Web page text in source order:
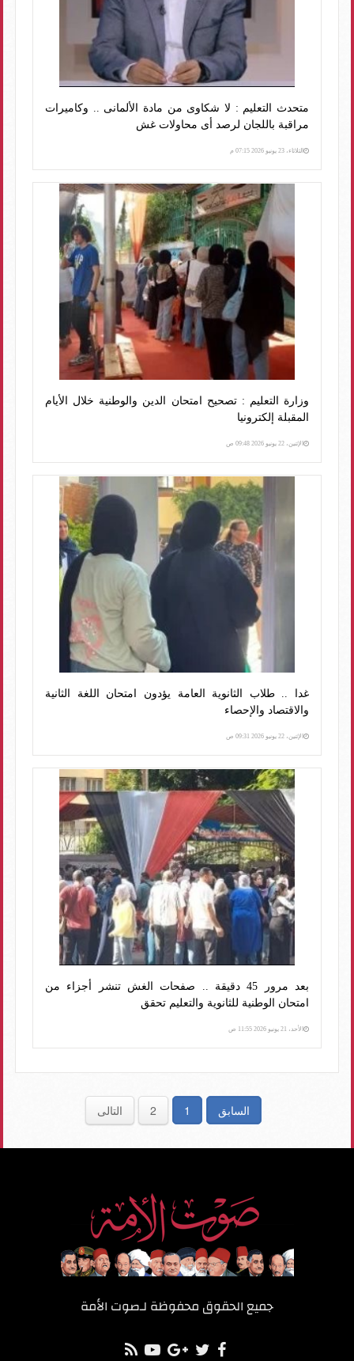
متحدث التعليم : لا شكاوى من مادة الألمانى .. وكاميرات
مراقبة باللجان لرصد أى محاولات غش
الثلاثاء، 23 يونيو 2026 07:15 م
وزارة التعليم : تصحيح امتحان الدين والوطنية خلال الأيام
المقبلة إلكترونيا
الإثنين، 22 يونيو 2026 09:48 ص
غدا .. طلاب الثانوية العامة يؤدون امتحان اللغة الثانية
والاقتصاد والإحصاء
الإثنين، 22 يونيو 2026 09:31 ص
بعد مرور 45 دقيقة .. صفحات الغش تنشر أجزاء من
امتحان الوطنية للثانوية والتعليم تحقق
الأحد، 21 يونيو 2026 11:55 ص
السابق 1
2 التالى
جميع الحقوق محفوظة لـصوت الأمة